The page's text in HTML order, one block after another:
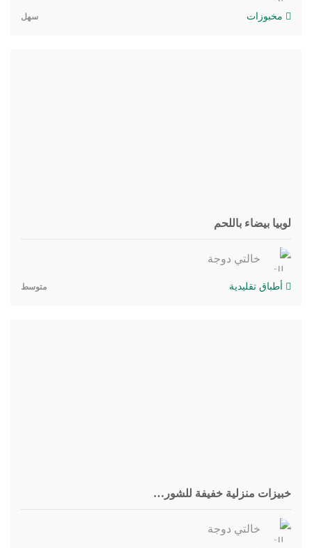
مخبوزات سهل
لوبيا بيضاء باللحم
خالتي دوجة
أطباق تقليدية متوسط
خبيزات منزلية خفيفة للشور…
خالتي دوجة